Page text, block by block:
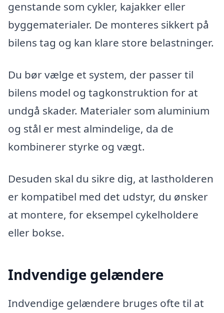
genstande som cykler, kajakker eller
byggematerialer. De monteres sikkert på
bilens tag og kan klare store belastninger.
Du bør vælge et system, der passer til
bilens model og tagkonstruktion for at
undgå skader. Materialer som aluminium
og stål er mest almindelige, da de
kombinerer styrke og vægt.
Desuden skal du sikre dig, at lastholderen
er kompatibel med det udstyr, du ønsker
at montere, for eksempel cykelholdere
eller bokse.
Indvendige gelændere
Indvendige gelændere bruges ofte til at